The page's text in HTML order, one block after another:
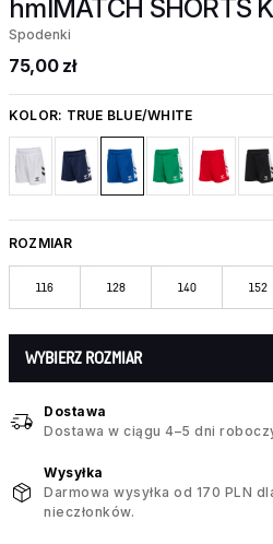
hmlMATCH SHORTS
Spodenki
75,00 zł
KOLOR: TRUE BLUE/WHITE
ROZMIAR
116 128 140 152
WYBIERZ ROZMIAR
Dostawa
Dostawa w ciągu 4–5 dni
Wysyłka
Darmowa wysyłka od 170 PLN
nieczłonków.